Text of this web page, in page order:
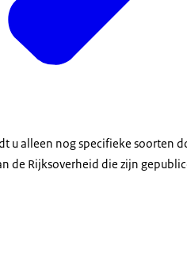
u alleen nog specifieke soorten
de Rijksoverheid die zijn